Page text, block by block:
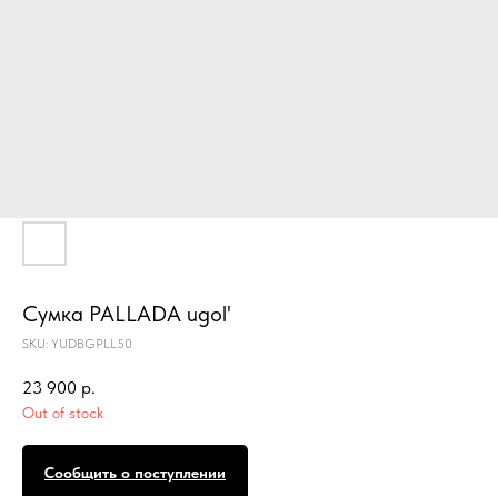
Сумка PALLADA ugol'
SKU: YUDBGPLL50
23 900 р.
Out of stock
Сообщить о поступлении